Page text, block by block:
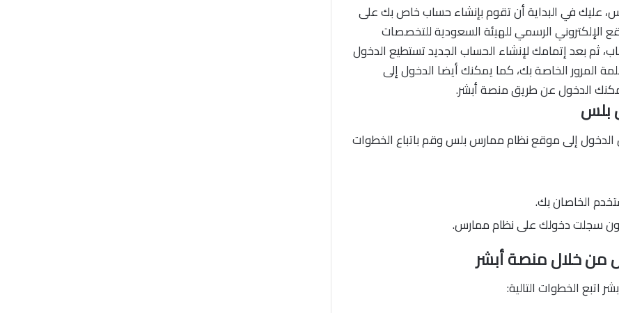
عليك في البداية أن تقوم بإنشاء حساب خاص بك على
الرسمي للهيئة السعودية للتخصصات
ثم بعد إتمامك لإنشاء الحساب الجديد تستطيع الدخول
المرور الخاصة بك، كما يمكنك أيضا الدخول إلى
الدخول عن طريق منصة أبشر.
بلس
إلى موقع نظام ممارس بلس وقم باتباع الخطوات
الخاصان بك.
سجلت دخولك على نظام ممارس.
من خلال منصة أبشر
الخطوات التالية: